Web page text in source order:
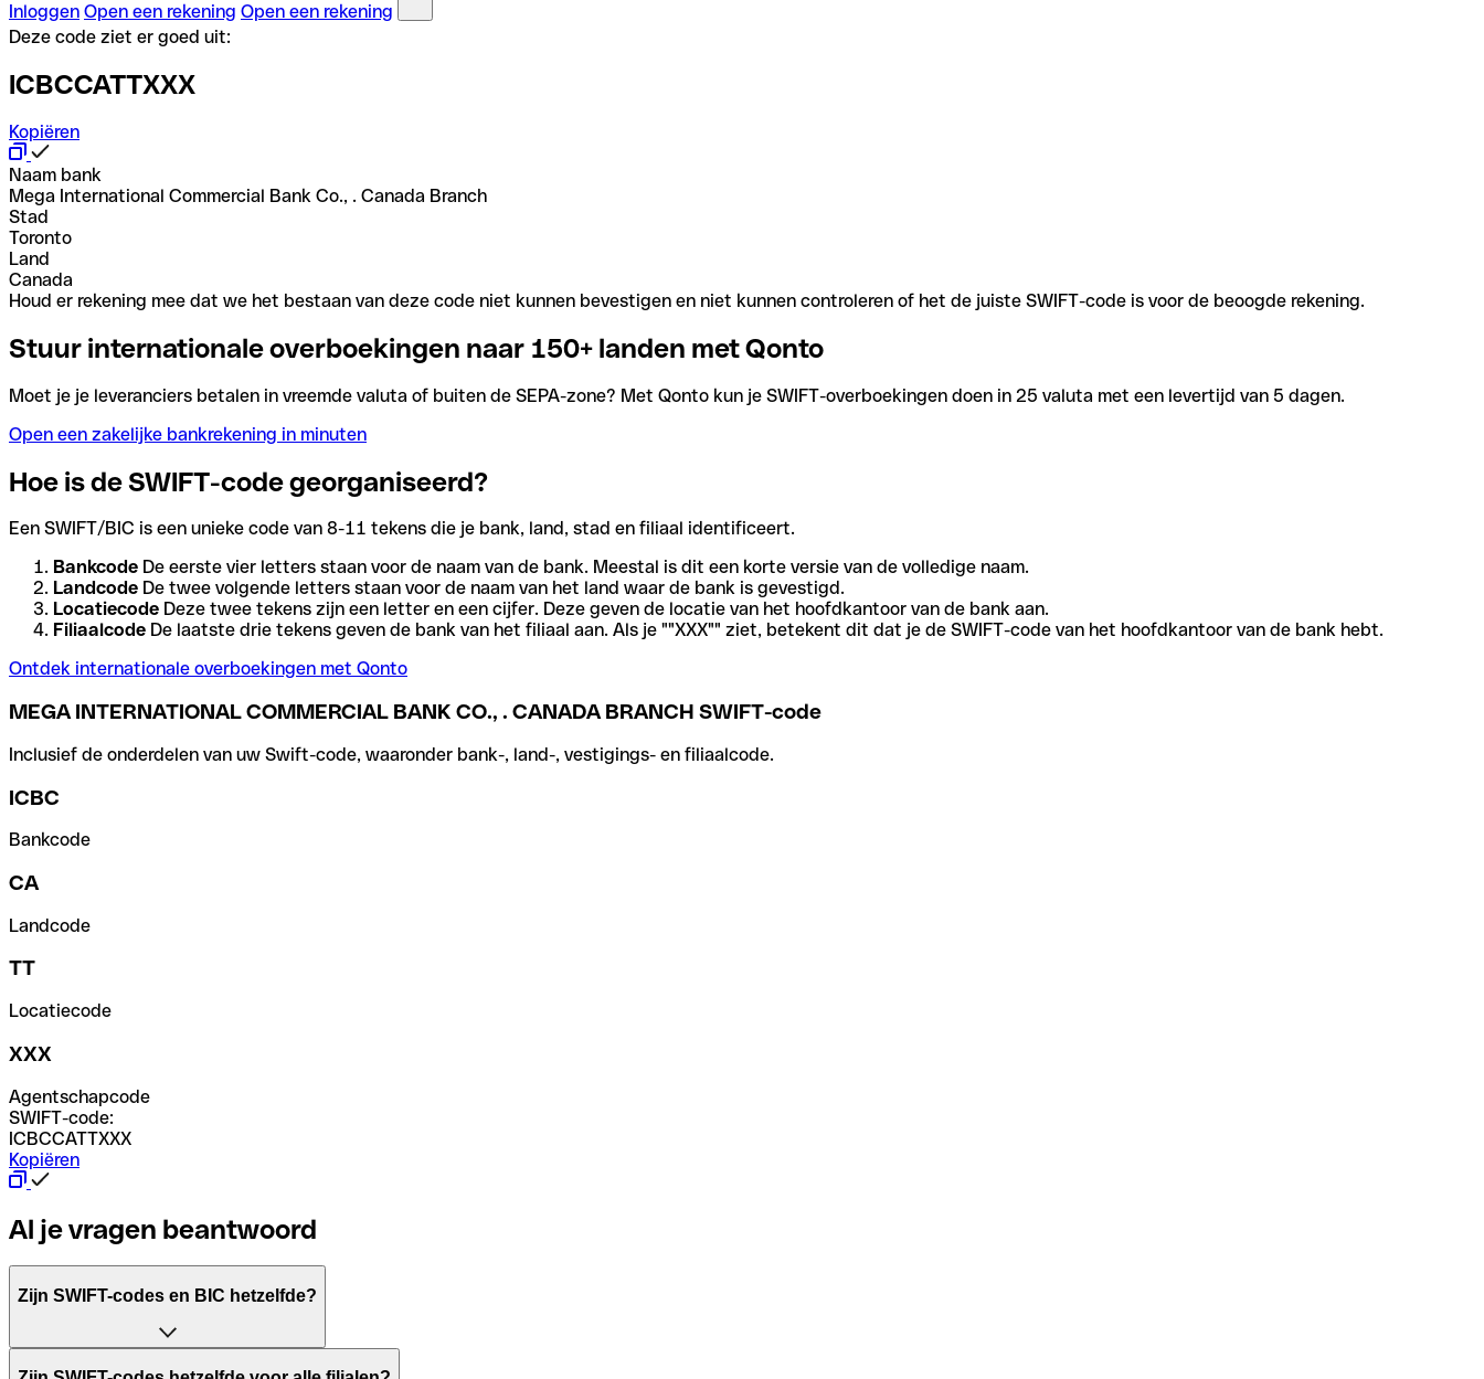
Inloggen Open een rekening Open een rekening
Deze code ziet er goed uit:
ICBCCATTXXX
Kopiëren
Naam bank
Mega International Commercial Bank Co., . Canada Branch
Stad
Toronto
Land
Canada
Houd er rekening mee dat we het bestaan van deze code niet kunnen bevestigen en niet kunnen controleren of het de juiste SWIFT-code is voor de beoogde rekening.
Stuur internationale overboekingen naar 150+ landen met Qonto
Moet je je leveranciers betalen in vreemde valuta of buiten de SEPA-zone? Met Qonto kun je SWIFT-overboekingen doen in 25 valuta met een levertijd van 5 dagen.
Open een zakelijke bankrekening in minuten
Hoe is de SWIFT-code georganiseerd?
Een SWIFT/BIC is een unieke code van 8-11 tekens die je bank, land, stad en filiaal identificeert.
Bankcode De eerste vier letters staan voor de naam van de bank. Meestal is dit een korte versie van de volledige naam.
Landcode De twee volgende letters staan voor de naam van het land waar de bank is gevestigd.
Locatiecode Deze twee tekens zijn een letter en een cijfer. Deze geven de locatie van het hoofdkantoor van de bank aan.
Filiaalcode De laatste drie tekens geven de bank van het filiaal aan. Als je ""XXX"" ziet, betekent dit dat je de SWIFT-code van het hoofdkantoor van de bank hebt.
Ontdek internationale overboekingen met Qonto
MEGA INTERNATIONAL COMMERCIAL BANK CO., . CANADA BRANCH SWIFT-code
Inclusief de onderdelen van uw Swift-code, waaronder bank-, land-, vestigings- en filiaalcode.
ICBC
Bankcode
CA
Landcode
TT
Locatiecode
XXX
Agentschapcode
SWIFT-code:
ICBCCATTXXX
Kopiëren
Al je vragen beantwoord
Zijn SWIFT-codes en BIC hetzelfde?